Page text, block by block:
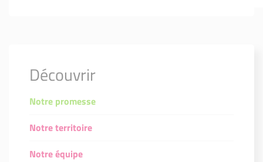
Découvrir
Notre promesse
Notre territoire
Notre équipe